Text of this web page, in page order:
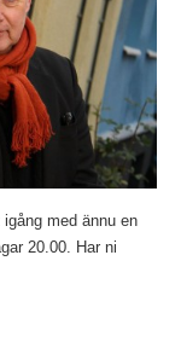
med ännu en
20.00. Har ni